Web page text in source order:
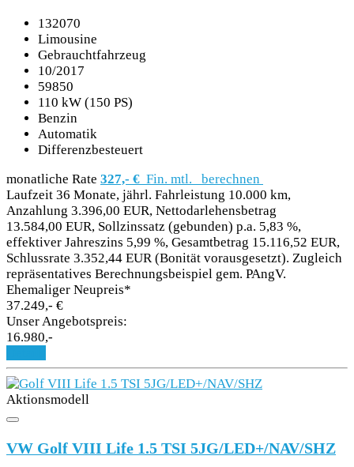
132070
Limousine
Gebrauchtfahrzeug
10/2017
59850
110 kW (150 PS)
Benzin
Automatik
Differenzbesteuert
monatliche Rate 327,- € Fin. mtl.
berechnen
Laufzeit 36 Monate, jährl. Fahrleistung 10.000 km,
Anzahlung 3.396,00 EUR, Nettodarlehensbetrag
13.584,00 EUR, Sollzinssatz (gebunden) p.a. 5,83 %,
effektiver Jahreszins 5,99 %, Gesamtbetrag 15.116,52 EUR,
Schlussrate 3.352,44 EUR (Bonität vorausgesetzt). Zugleich
repräsentatives Berechnungsbeispiel gem. PAngV.
Ehemaliger Neupreis*
37.249,- €
Unser Angebotspreis:
16.980,-
Aktionsmodell
VW Golf VIII Life 1.5 TSI 5JG/LED+/NAV/SHZ